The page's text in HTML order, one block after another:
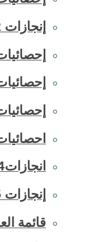
إنجازات 2022 م
إحصائيات
إحصائيات
إحصائيات
احصائيات
انجازات2024م
إنجازات 2025م
قائمة